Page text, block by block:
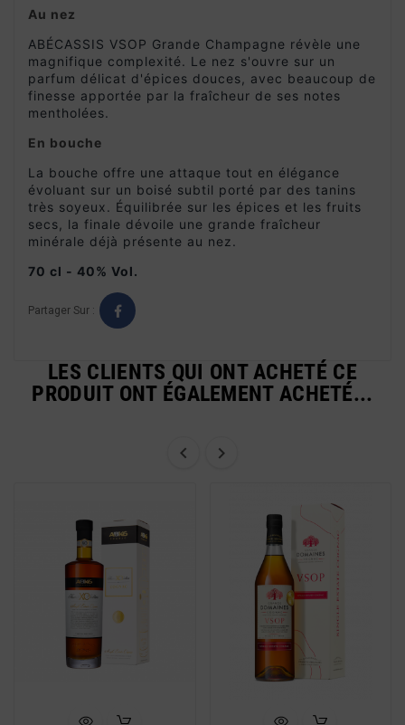
Au nez
ABÉCASSIS VSOP Grande Champagne révèle une
magnifique complexité. Le nez s'ouvre sur un
parfum délicat d'épices douces, avec beaucoup de
finesse apportée par la fraîcheur de ses notes
mentholées.
En bouche
La bouche offre une attaque tout en élégance
évoluant sur un boisé subtil porté par des tanins
très soyeux. Équilibrée sur les épices et les fruits
secs, la finale dévoile une grande fraîcheur
minérale déjà présente au nez.
70 cl - 40% Vol.
Partager Sur :
LES CLIENTS QUI ONT ACHETÉ CE
PRODUIT ONT ÉGALEMENT ACHETÉ...
 